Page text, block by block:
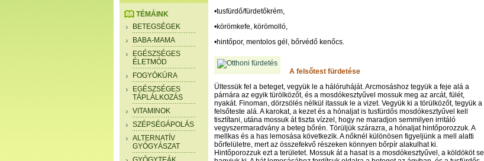
TÉMÁINK
BETEGSÉGEK
BABA-MAMA
EGÉSZSÉGES
ÉLETMÓD
FOGYÓKÚRA
EGÉSZSÉGES
TÁPLÁLKOZÁS
VITAMINOK
SZÉPSÉGÁPOLÁS
ALTERNATÍV
GYÓGYÁSZAT
•tusfürdő/fürdetőkrém,
•körömkefe, körömolló,
•hintőpor, mentolos gél, bőrvédő kenőcs.
A felsőtest fürdetése
Ültessük fel a beteget, vegyük le a hálóruháját. Arcmosáshoz tegyük a feje alá a
párnára az egyik türölközőt, és a mosdókesztyűvel mossuk meg az arcát, fülét,
nyakát. Finoman, dörzsölés nélkül itassuk le a vizet. Vegyük ki a törülközőt, tegyük a
felsőteste alá. A karokat, a kezet és a hónaljat is tusfürdős mosdókesztyűvel kell
tisztítani, utána mossuk át tiszta vízzel, hogy ne maradjon semmilyen irritáló
vegyszermaradvány a beteg bőrén. Törüljük szárazra, a hónaljat hintőporozzuk. A
mellkas és a has lemosása következik. A nőknél különösen figyeljünk a mell alatti
bőrfelületre, mert az összefekvő részeken könnyen bőrpír alakulhat ki.
Hintőporozzuk ezt a területet. Mossuk át a hasat is a mosdókesztyűvel, a köldököt se